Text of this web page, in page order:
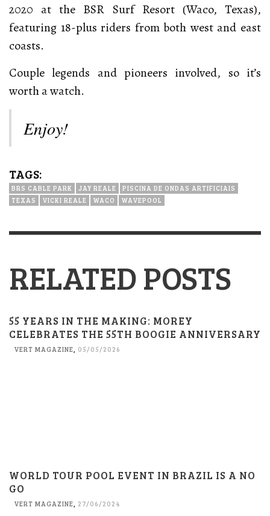
2020 at the BSR Surf Resort (Waco, Texas),
featuring 18-plus riders from both west and east
coasts.
Couple legends and pioneers involved, so it’s
worth a watch.
Enjoy!
TAGS:
BRS CABLE PARK JAY REALE
PISCINA DE ONDAS ARTIFICIAIS
TEXAS
VICKI REALE WACO WAVEPOOL
RELATED POSTS
55 YEARS IN THE MAKING: MOREY
CELEBRATES THE 55TH BOOGIE ANNIVERSARY
VERT MAGAZINE 05/05/2026
WORLD TOUR POOL EVENT IN BRAZIL IS A NO
GO
VERT MAGAZINE, 27/06/2024